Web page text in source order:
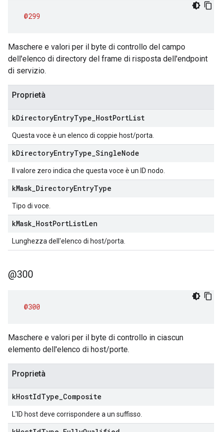
@299
Maschere e valori per il byte di controllo del campo
dell'elenco di directory del frame di risposta dell'endpoint
di servizio.
Proprietà
kDirectoryEntryType HostPortList
Questa voce è un elenco di coppie host/porta.
kDirectoryEntryType SingleNode
Il valore zero indica che questa voce è un ID nodo.
kMask DirectoryEntryType
Tipo di voce.
kMask HostPortListLen
Lunghezza dell'elenco di host/porta.
@300
@300
Maschere e valori per il byte di controllo in ciascun
elemento dell'elenco di host/porte.
Proprietà
kHostIdType Composite
L'ID host deve corrispondere a un suffisso.